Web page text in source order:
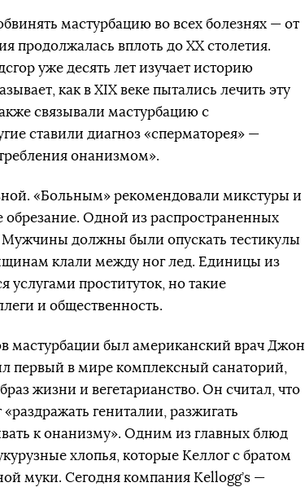
мастурбацию во всех болезнях — от
продолжалась вплоть до ХХ столетия.
уже десять лет изучает историю
как в XIX веке пытались лечить эту
связывали мастурбацию с
ставили диагноз «сперматорея» —
онанизмом».
«Больным» рекомендовали микстуры и
обрезание. Одной из распространенных
должны были опускать тестикулы
клали между ног лед. Единицы из
услугами проституток, но такие
и общественность.
мастурбации был американский врач Джон
первый в мире комплексный санаторий,
жизни и вегетарианство. Он считал, что
гениталии, разжигать
к онанизму». Одним из главных блюд
хлопья, которые Келлог с братом
муки. Сегодня компания Kellogg’s —